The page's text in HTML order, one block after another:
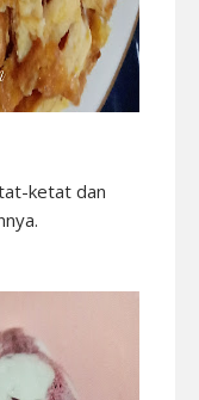
ketat dan